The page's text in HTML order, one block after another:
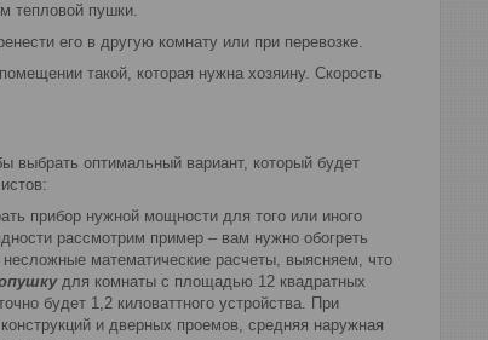
тепловой пушки.
его в другую комнату или при перевозке.
такой, которая нужна хозяину. Скорость
выбрать оптимальный вариант, который будет
прибор нужной мощности для того или иного
рассмотрим пример – вам нужно обогреть
математические расчеты, выясняем, что
для комнаты с площадью 12 квадратных
будет 1,2 киловаттного устройства. При
и дверных проемов, средняя наружная